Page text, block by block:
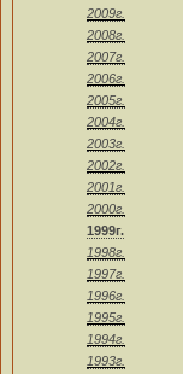
2009г.
2008г.
2007г.
2006г.
2005г.
2004г.
2003г.
2002г.
2001г.
2000г.
1999г.
1998г.
1997г.
1996г.
1995г.
1994г.
1993г.